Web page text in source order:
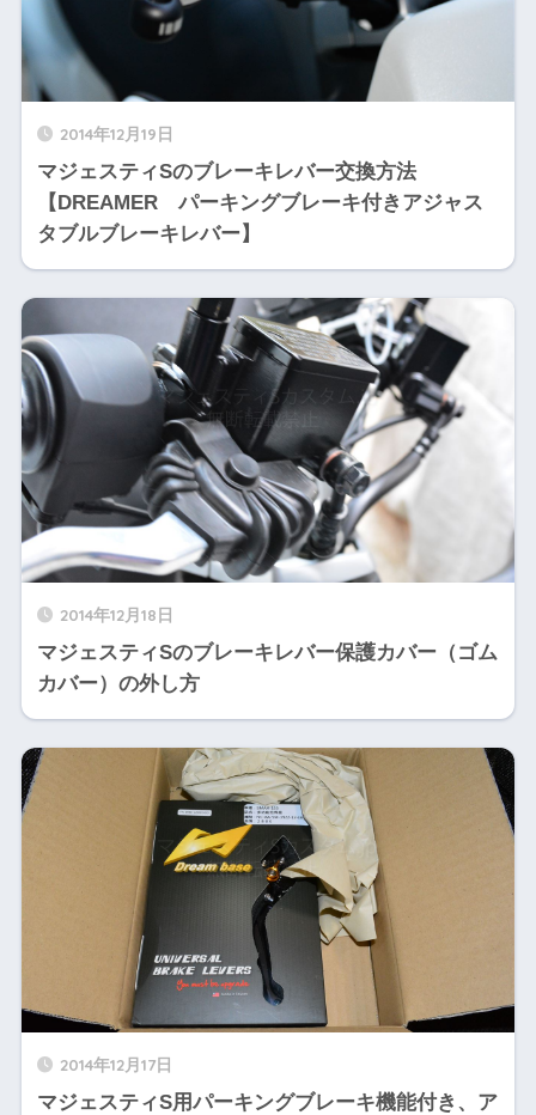
2014年12月19日
マジェスティSのブレーキレバー交換方法
【DREAMER パーキングブレーキ付きアジャス
タブルブレーキレバー】
2014年12月18日
マジェスティSのブレーキレバー保護カバー（ゴム
カバー）の外し方
2014年12月17日
マジェスティS用パーキングブレーキ機能付き、ア